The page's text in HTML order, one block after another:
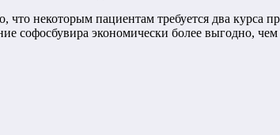
некоторым пациентам требуется два курса
софосбувира экономически более выгодно,